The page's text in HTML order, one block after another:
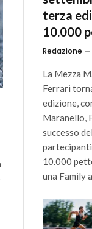
terza
10.000
Redazione
La Mezza
Ferrari
edizione,
Maranello,
successo
partecipanti
10.000
una Family